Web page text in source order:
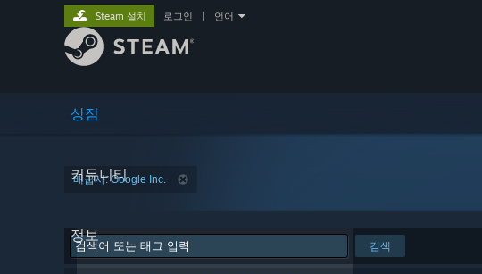
상점
커뮤니티
정보
Steam 설치 로그인 언어
배급사: Google Inc.
검색